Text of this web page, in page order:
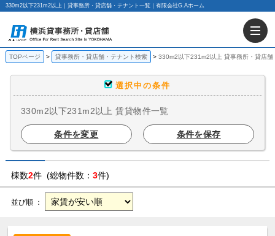
330m2以下231m2以上｜貸事務所・貸店舗・テナント一覧｜有限会社G.Aホーム
TOPページ 貸事務所・貸店舗・テナント検索 330m2以下231m2以上 貸事務所・貸店舗
選択中の条件
330m2以下231m2以上 賃貸物件一覧
条件を変更 条件を保存
棟数2件 (総物件数： 3件)
並び順 ：